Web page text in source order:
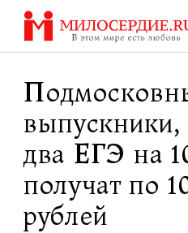
Перейти
содержанию
два ЕГЭ на
получат по
рублей